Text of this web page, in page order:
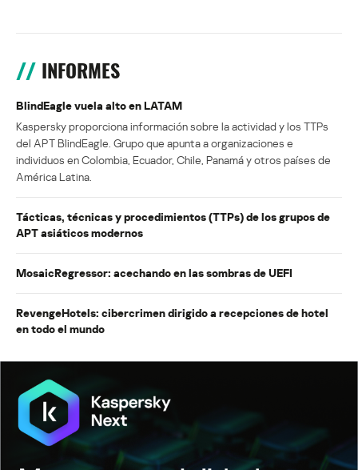
INFORMES
BlindEagle vuela alto en LATAM
Kaspersky proporciona información sobre la actividad y los TTPs
del APT BlindEagle. Grupo que apunta a organizaciones e
individuos en Colombia, Ecuador, Chile, Panamá y otros países de
América Latina.
Tácticas, técnicas y procedimientos (TTPs) de los grupos de
APT asiáticos modernos
MosaicRegressor: acechando en las sombras de UEFI
RevengeHotels: cibercrimen dirigido a recepciones de hotel
en todo el mundo